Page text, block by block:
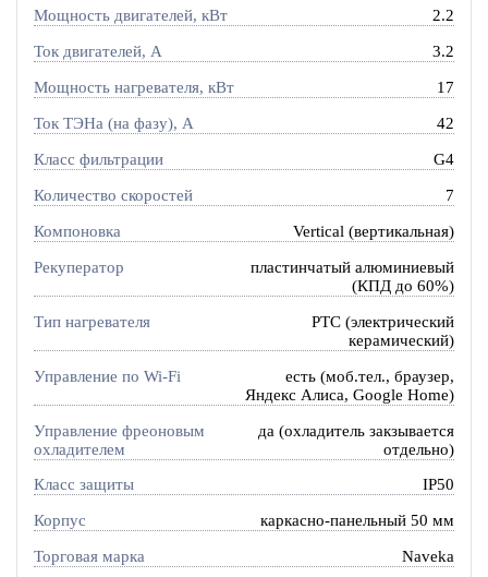
Мощность двигателей, кВт 2.2
Ток двигателей, А 3.2
Мощность нагревателя, кВт 17
Ток ТЭНа (на фазу), А 42
Класс фильтрации G4
Количество скоростей 7
Компоновка Vertical (вертикальная)
Рекуператор
пластинчатый алюминиевый
(КПД до 60%)
Тип нагревателя
PTC (электрический
керамический)
Управление по Wi-Fi
есть (моб.тел., браузер,
Яндекс Алиса, Google Home)
Управление фреоновым
охладителем
да (охладитель закзывается
отдельно)
Класс защиты IP50
Корпус каркасно-панельный 50 мм
Торговая марка Naveka